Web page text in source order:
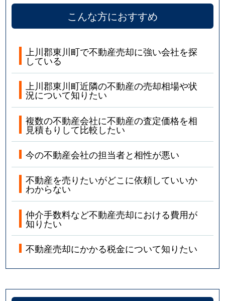
こんな方におすすめ
上川郡東川町で不動産売却に強い会社を探
している
上川郡東川町近隣の不動産の売却相場や状
況について知りたい
複数の不動産会社に不動産の査定価格を相
見積もりして比較したい
今の不動産会社の担当者と相性が悪い
不動産を売りたいがどこに依頼していいか
わからない
仲介手数料など不動産売却における費用が
知りたい
不動産売却にかかる税金について知りたい